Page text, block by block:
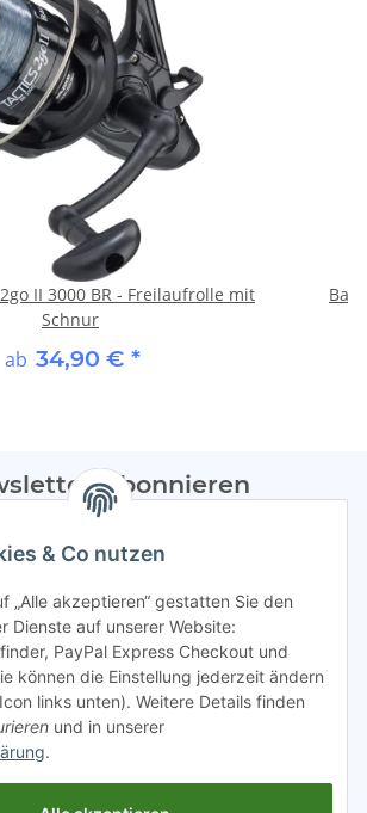
II 3000 BR - Freilaufrolle mit
Schnur
ab 34,90 € *
Abonnieren
eurer
zu euren Aktionen per E-Mail zu.
Abonnieren
Spamschutz aktiv
& Co nutzen
„Alle akzeptieren“ gestatten Sie den
Dienste auf unserer Website:
PayPal Express Checkout und
können die Einstellung jederzeit ändern
links unten). Weitere Details finden
und in unserer
.